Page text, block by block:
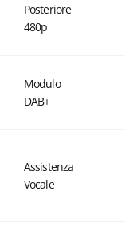
Posteriore
480p
Modulo
DAB+
Assistenza
Vocale